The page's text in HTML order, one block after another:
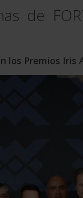
de
los Premios Iris